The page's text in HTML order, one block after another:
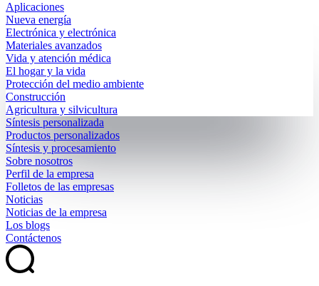
Aplicaciones
Nueva energía
Electrónica y electrónica
Materiales avanzados
Vida y atención médica
El hogar y la vida
Protección del medio ambiente
Construcción
Agricultura y silvicultura
Síntesis personalizada
Productos personalizados
Síntesis y procesamiento
Sobre nosotros
Perfil de la empresa
Folletos de las empresas
Noticias
Noticias de la empresa
Los blogs
Contáctenos